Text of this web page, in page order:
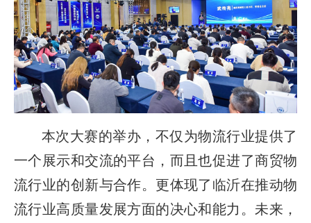
本次大赛的举办，不仅为物流行业提供了
一个展示和交流的平台，而且也促进了商贸物
流行业的创新与合作。更体现了临沂在推动物
流行业高质量发展方面的决心和能力。未来，